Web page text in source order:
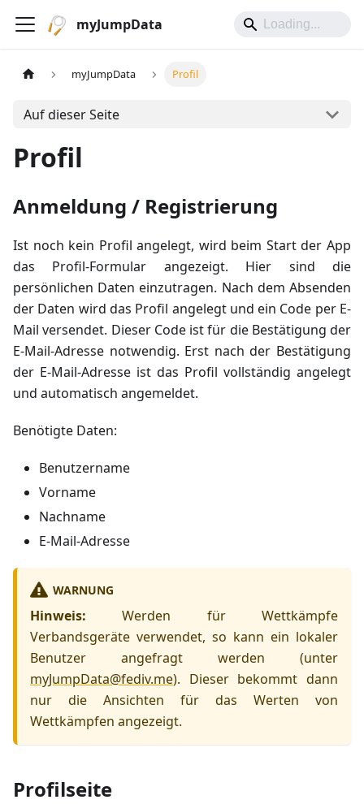
myJumpData
myJumpData Profil
Auf dieser Seite
Profil
Anmeldung / Registrierung
Ist noch kein Profil angelegt, wird beim Start der App
das Profil-Formular angezeigt. Hier sind die
persönlichen Daten einzutragen. Nach dem Absenden
der Daten wird das Profil angelegt und ein Code per E-
Mail versendet. Dieser Code ist für die Bestätigung der
E-Mail-Adresse notwendig. Erst nach der Bestätigung
der E-Mail-Adresse ist das Profil vollständig angelegt
und automatisch angemeldet.
Benötigte Daten:
Benutzername
Vorname
Nachname
E-Mail-Adresse
WARNUNG
Hinweis: Werden für Wettkämpfe
Verbandsgeräte verwendet, so kann ein lokaler
Benutzer angefragt werden (unter
myJumpData@fediv.me). Dieser bekommt dann
nur die Ansichten für das Werten von
Wettkämpfen angezeigt.
Profilseite